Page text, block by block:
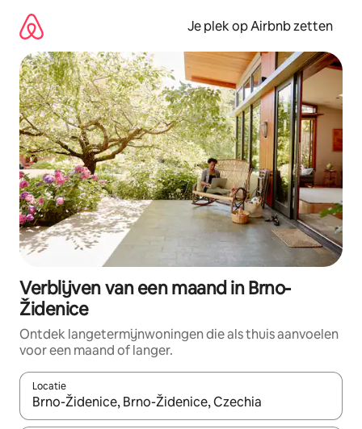
direct
naar
inhoud
Je plek op Airbnb zetten
Verblijven van een maand in Brno-
Židenice
Ontdek langetermijnwoningen die als thuis aanvoelen
voor een maand of langer.
Locatie
Wanneer er resultaten beschikbaar zijn, maak je een keuze